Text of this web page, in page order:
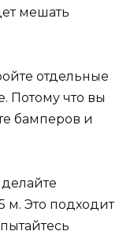
мешать
отдельные
Потому что вы
бамперов и
м. Это подходит